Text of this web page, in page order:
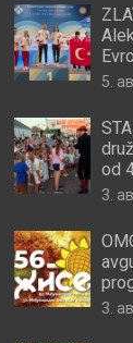
5.
od
3.
3.